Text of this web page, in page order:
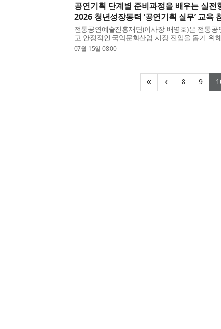
공연기획 단계별 준비과정을 배우는 실
2026 청년성장동력 ‘공연기획 실무’ 교육
전통공연예술진흥재단(이사장 배영호)은 전통
고 안정적인 국악문화산업 시장 진입을 돕기 위
지원 정규과정 ‘공연기획 실무’ 교육 프로그램 참
07월 15일 08:00
« ‹ 8 9